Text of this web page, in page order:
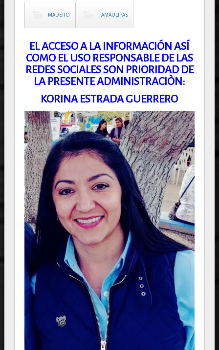
MADERO TAMAULIPAS
EL ACCESO A LA INFORMACIÓN ASÍ
COMO EL USO RESPONSABLE DE LAS
REDES SOCIALES SON PRIORIDAD DE
LA PRESENTE ADMINISTRACIÒN:
KORINA ESTRADA GUERRERO